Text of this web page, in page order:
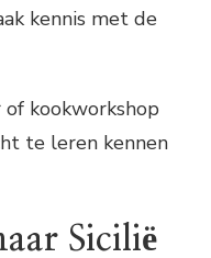
kennis met de
kookworkshop
te leren kennen
Sicilië